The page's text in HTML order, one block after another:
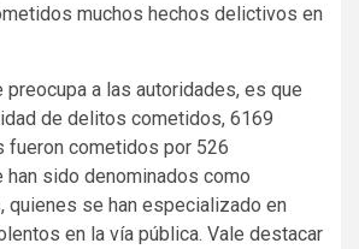
muchos hechos delictivos en
preocupa a las autoridades, es que
de delitos cometidos, 6169
fueron cometidos por 526
han sido denominados como
quienes se han especializado en
en la vía pública. Vale destacar